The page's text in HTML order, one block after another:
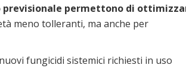
previsionale permettono di
meno tolleranti, ma anche per
fungicidi sistemici richiesti in uso